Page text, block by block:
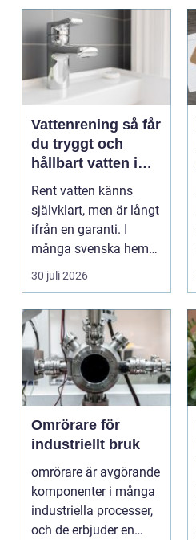
Vattenrening så får
du tryggt och
hållbart vatten i
vardagen
Rent vatten känns
självklart, men är långt
ifrån en garanti. I
många svenska hem
innehåller kranvatt...
30 juli 2026
Omrörare för
industriellt bruk
omrörare är avgörande
komponenter i många
industriella processer,
och de erbjuder en